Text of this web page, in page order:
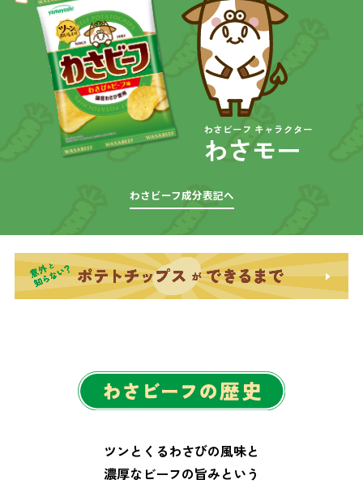
わさビーフ キャラクター
わさモー
わさビーフ成分表記へ
ツンとくるわさびの風味と
濃厚なビーフの旨みという